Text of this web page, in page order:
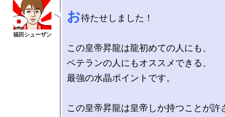
お待たせしました！
この皇帝昇龍は龍初めての人にも、
ベテランの人にもオススメできる、
最強の水晶ポイントです。
この皇帝昇龍は皇帝しか持つことが許